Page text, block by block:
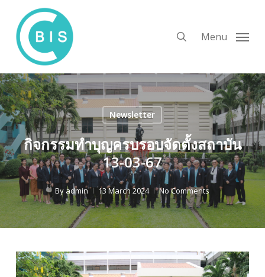
main
content
Menu
Newsletter
กิจกรรมทำบุญครบรอบจัดตั้งสถาบัน
13-03-67
By admin 13 March 2024 No Comments